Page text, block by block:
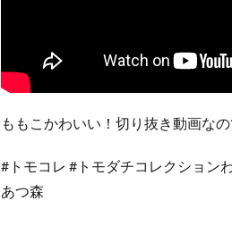
ももこかわいい！切り抜き動画な
#トモコレ #トモダチコレクション
あつ森